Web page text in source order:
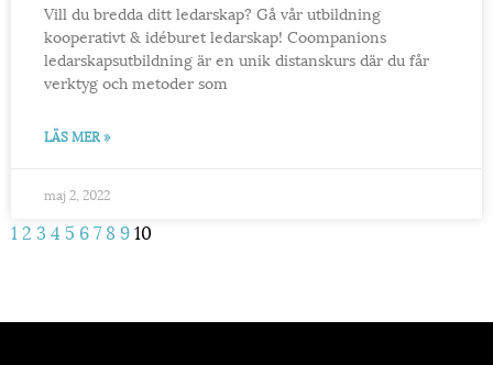
Vill du bredda ditt ledarskap? Gå vår utbildning
kooperativt & idéburet ledarskap! Coompanions
ledarskapsutbildning är en unik distanskurs där du får
verktyg och metoder som
LÄS MER »
maj 2, 2022
12 3 4 5 67 8910